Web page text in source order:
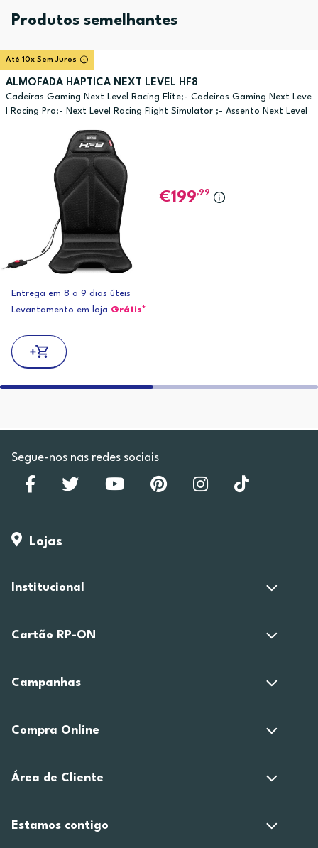
Produtos semelhantes
Até 10x Sem Juros
ALMOFADA HAPTICA NEXT LEVEL HF8
Cadeiras Gaming Next Level Racing Elite;- Cadeiras Gaming Next Leve
l Racing Pro;- Next Level Racing Flight Simulator ;- Assento Next Level
199,99
Entrega em 8 a 9 dias úteis
Levantamento em loja Grátis*
Segue-nos nas redes sociais
Lojas
Institucional
Cartão RP-ON
Campanhas
Compra Online
Área de Cliente
Estamos contigo